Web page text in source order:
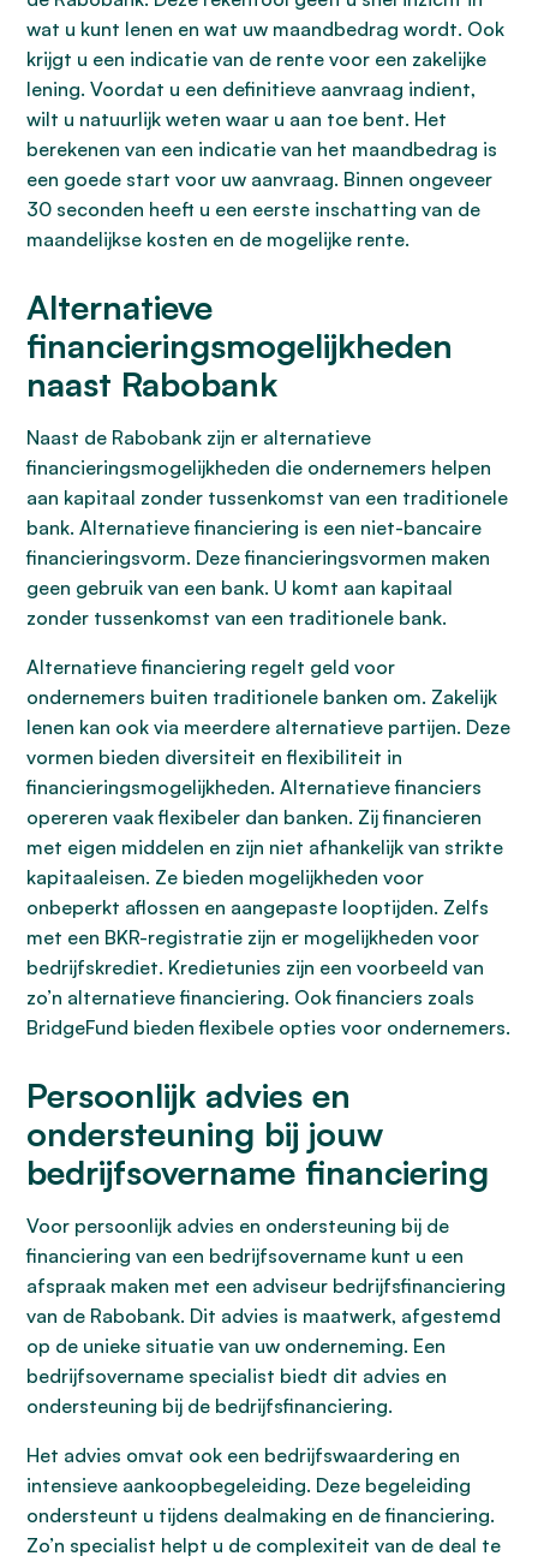
wat u kunt lenen en wat uw maandbedrag wordt. Ook
krijgt u een indicatie van de rente voor een zakelijke
lening. Voordat u een definitieve aanvraag indient,
wilt u natuurlijk weten waar u aan toe bent. Het
berekenen van een indicatie van het maandbedrag is
een goede start voor uw aanvraag. Binnen ongeveer
30 seconden heeft u een eerste inschatting van de
maandelijkse kosten en de mogelijke rente.
Alternatieve
financieringsmogelijkheden
naast Rabobank
Naast de Rabobank zijn er alternatieve
financieringsmogelijkheden die ondernemers helpen
aan kapitaal zonder tussenkomst van een traditionele
bank. Alternatieve financiering is een niet-bancaire
financieringsvorm. Deze financieringsvormen maken
geen gebruik van een bank. U komt aan kapitaal
zonder tussenkomst van een traditionele bank.
Alternatieve financiering regelt geld voor
ondernemers buiten traditionele banken om. Zakelijk
lenen kan ook via meerdere alternatieve partijen. Deze
vormen bieden diversiteit en flexibiliteit in
financieringsmogelijkheden. Alternatieve financiers
opereren vaak flexibeler dan banken. Zij financieren
met eigen middelen en zijn niet afhankelijk van strikte
kapitaaleisen. Ze bieden mogelijkheden voor
onbeperkt aflossen en aangepaste looptijden. Zelfs
met een BKR-registratie zijn er mogelijkheden voor
bedrijfskrediet. Kredietunies zijn een voorbeeld van
zo’n alternatieve financiering. Ook financiers zoals
BridgeFund bieden flexibele opties voor ondernemers.
Persoonlijk advies en
ondersteuning bij jouw
bedrijfsovername financiering
Voor persoonlijk advies en ondersteuning bij de
financiering van een bedrijfsovername kunt u een
afspraak maken met een adviseur bedrijfsfinanciering
van de Rabobank. Dit advies is maatwerk, afgestemd
op de unieke situatie van uw onderneming. Een
bedrijfsovername specialist biedt dit advies en
ondersteuning bij de bedrijfsfinanciering.
Het advies omvat ook een bedrijfswaardering en
intensieve aankoopbegeleiding. Deze begeleiding
ondersteunt u tijdens dealmaking en de financiering.
Zo’n specialist helpt u de complexiteit van de deal te